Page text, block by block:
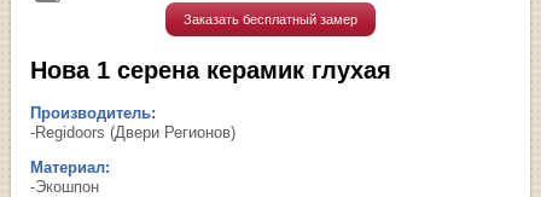
Заказать бесплатный замер
Нова 1 серена керамик глухая
Производитель:
-Regidoors (Двери Регионов)
Материал:
-Экошпон